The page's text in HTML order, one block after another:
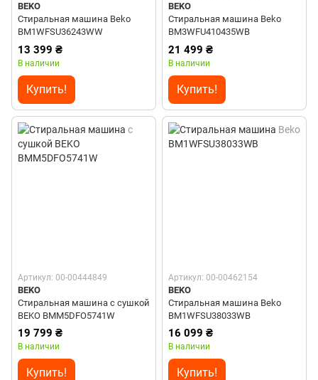
BEKO
Стиральная машина Beko
BM1WFSU36243WW
13 399 ₴
В наличии
Купить!
BEKO
Стиральная машина Beko
BM3WFU410435WB
21 499 ₴
В наличии
Купить!
Артикул: 00-00444849
BEKO
Стиральная машина с сушкой
BEKO BMM5DFO5741W
19 799 ₴
В наличии
Купить!
Артикул: 00-00462154
BEKO
Стиральная машина Beko
BM1WFSU38033WB
16 099 ₴
В наличии
Купить!